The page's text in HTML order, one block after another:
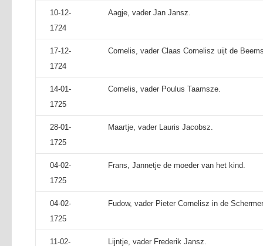
10-12-
1724
Aagje, vader Jan Jansz.
17-12-
1724
Cornelis, vader Claas Cornelisz uijt de
14-01-
1725
Cornelis, vader Poulus Taamsze.
28-01-
1725
Maartje, vader Lauris Jacobsz.
04-02-
1725
Frans, Jannetje de moeder van het kind.
04-02-
1725
Fudow, vader Pieter Cornelisz in de
11-02- Lijntje, vader Frederik Jansz.